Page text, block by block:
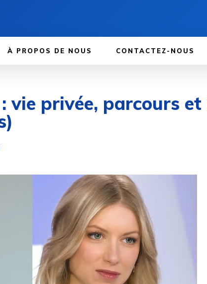
À PROPOS DE NOUS CONTACTEZ-NOUS
vie privée, parcours